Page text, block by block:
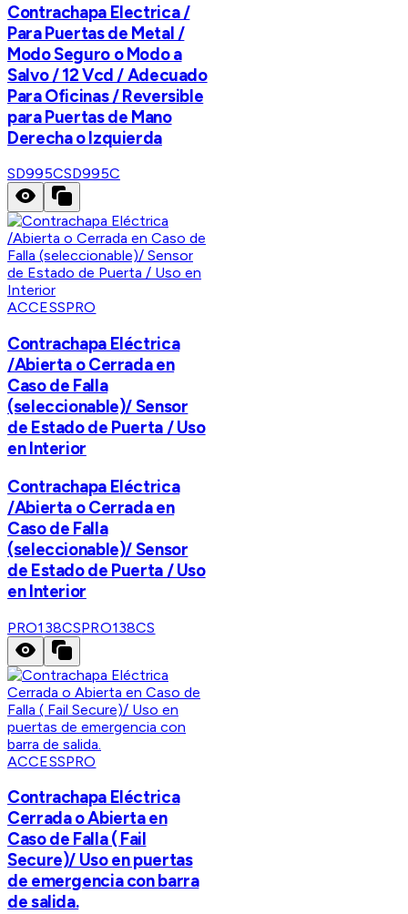
Contrachapa Electrica /
Para Puertas de Metal /
Modo Seguro o Modo a
Salvo / 12 Vcd / Adecuado
Para Oficinas / Reversible
para Puertas de Mano
Derecha o Izquierda
SD995CSD995C
ACCESSPRO
Contrachapa Eléctrica
/Abierta o Cerrada en
Caso de Falla
(seleccionable)/ Sensor
de Estado de Puerta / Uso
en Interior
Contrachapa Eléctrica
/Abierta o Cerrada en
Caso de Falla
(seleccionable)/ Sensor
de Estado de Puerta / Uso
en Interior
PRO138CSPRO138CS
ACCESSPRO
Contrachapa Eléctrica
Cerrada o Abierta en
Caso de Falla ( Fail
Secure)/ Uso en puertas
de emergencia con barra
de salida.